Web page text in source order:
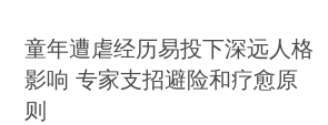
童年遭虐经历易投下深远人格
影响 专家支招避险和疗愈原
则